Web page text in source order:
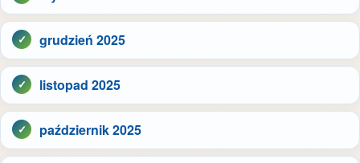
grudzień 2025
listopad 2025
październik 2025